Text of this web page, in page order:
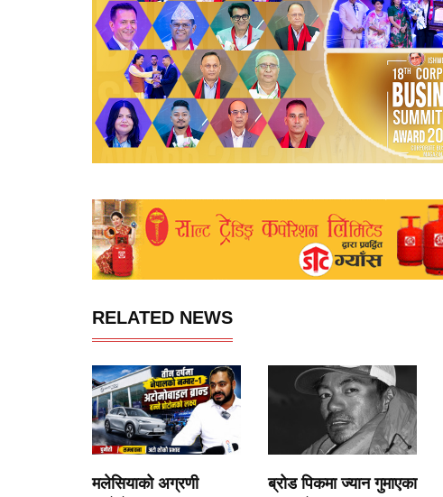
RELATED NEWS
मलेसियाको अग्रणी
ब्रोड पिकमा ज्यान गुमाएका